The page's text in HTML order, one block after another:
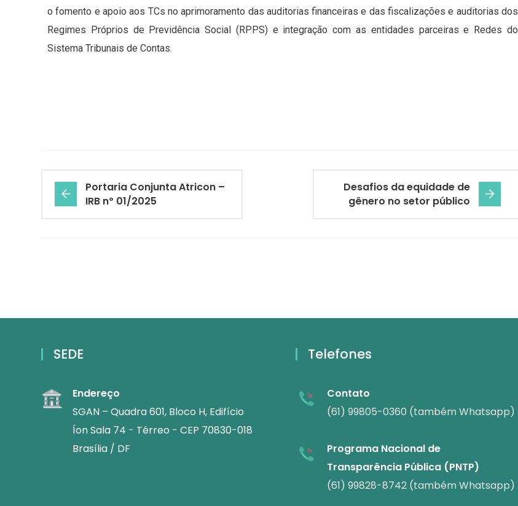
o fomento e apoio aos TCs no aprimoramento das auditorias financeiras e das fiscalizações e auditorias dos
Regimes Próprios de Previdência Social (RPPS) e integração com as entidades parceiras e Redes do
Sistema Tribunais de Contas.
Portaria Conjunta Atricon –
IRB nº 01/2025
Desafios da equidade de
gênero no setor público
SEDE
Endereço
SGAN – Quadra 601, Bloco H, Edifício
Íon Sala 74 - Térreo - CEP 70830-018
Brasília / DF
Telefones
Contato
(61) 99805-0360 (também Whatsapp)
Programa Nacional de
Transparência Pública (PNTP)
(61) 99828-8742 (também Whatsapp)